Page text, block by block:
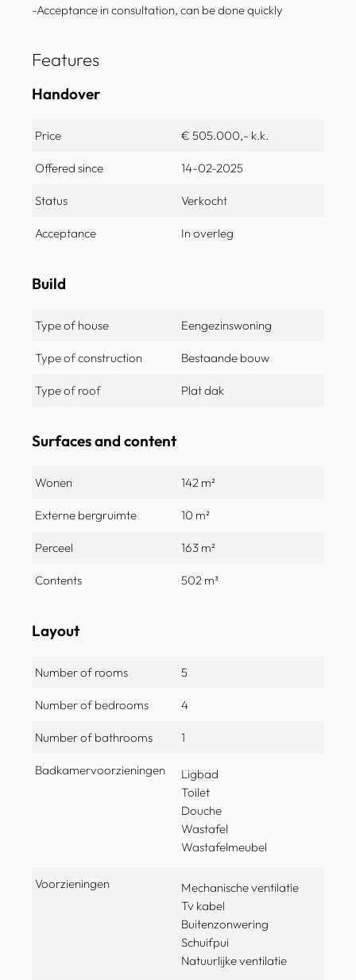
-Acceptance in consultation, can be done quickly
Features
Handover
Price € 505.000,- k.k.
Offered since 14-02-2025
Status Verkocht
Acceptance In overleg
Build
Type of house Eengezinswoning
Type of construction Bestaande bouw
Type of roof Plat dak
Surfaces and content
Wonen 142 m²
Externe bergruimte 10 m²
Perceel 163 m²
Contents 502 m³
Layout
Number of rooms 5
Number of bedrooms 4
Number of bathrooms 1
Badkamervoorzieningen
Ligbad
Toilet
Douche
Wastafel
Wastafelmeubel
Voorzieningen
Mechanische ventilatie
Tv kabel
Buitenzonwering
Schuifpui
Natuurlijke ventilatie